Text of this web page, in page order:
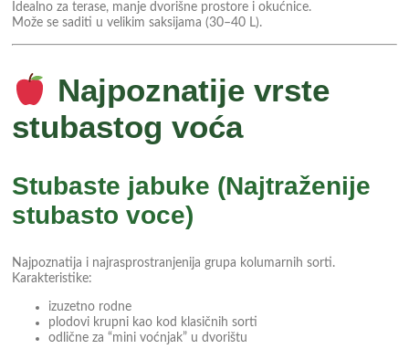
Idealno za terase, manje dvorišne prostore i okućnice.
Može se saditi u velikim saksijama (30–40 L).
Najpoznatije vrste
stubastog voća
Stubaste jabuke (Najtraženije
stubasto voce)
Najpoznatija i najrasprostranjenija grupa kolumarnih sorti.
Karakteristike:
izuzetno rodne
plodovi krupni kao kod klasičnih sorti
odlične za “mini voćnjak” u dvorištu